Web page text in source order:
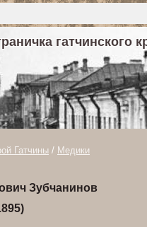
гатчинского
Гатчины / Медики
Зубчанинов